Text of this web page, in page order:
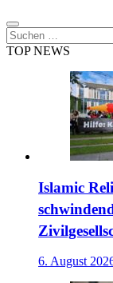
Suchen
nach:
TOP NEWS
Islamic
6. August